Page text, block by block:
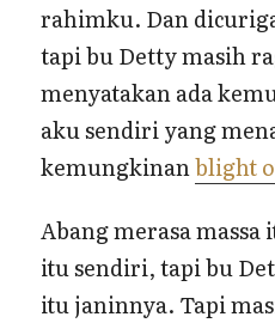
rahimku. Dan
tapi bu Detty masih
menyatakan ada
aku sendiri yang
kemungkinanblight
Abang merasa
itu sendiri, tapi bu
itu janinnya. Tapi